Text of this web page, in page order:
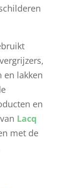
en lakken
en
Lacq
met de